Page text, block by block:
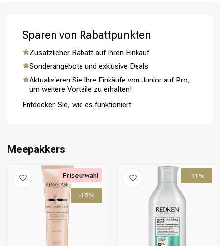
Umformung CombiDeals
Sparen von Rabattpunkten
Zusätzlicher Rabatt auf Ihren Einkauf
Sonderangebote und exklusive Deals
Aktualisieren Sie Ihre Einkäufe von Junior auf Pro,
um weitere Vorteile zu erhalten!
Entdecken Sie, wie es funktioniert
Meepakkers
-15%
Friseurwahl -31%